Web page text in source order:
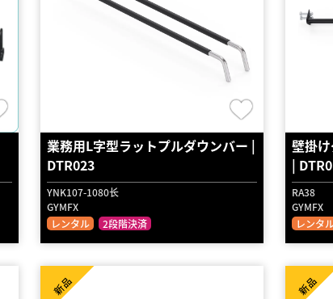
業務用L字型ラットプルダウンバー |
DTR023
YNK107-1080长
GYMFX
レンタル
2段階決済
壁掛
|
RA38
GYMFX
レンタ
新品 新品